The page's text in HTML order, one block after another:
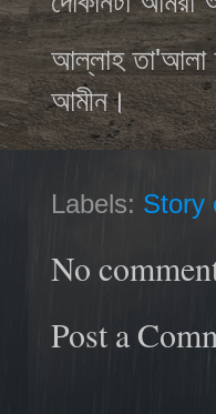
আল্লাহ তা'আলা
আমীন।
Labels: Story
No
Post a